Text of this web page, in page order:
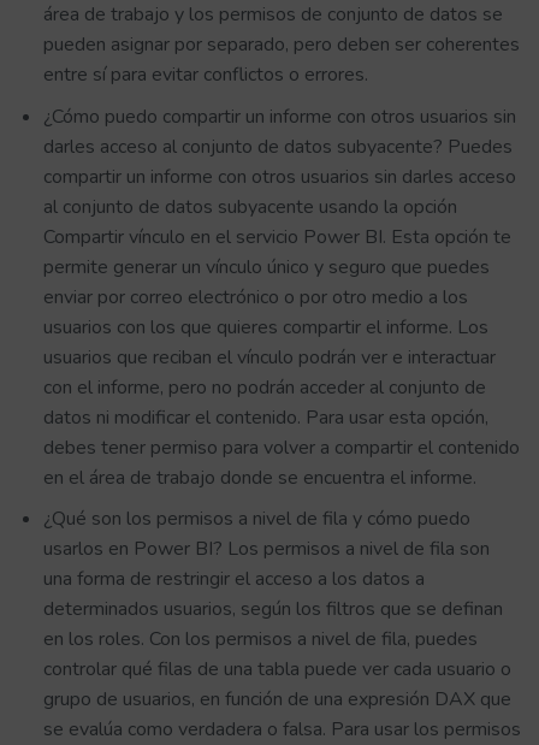
área de trabajo y los permisos de conjunto de datos se
pueden asignar por separado, pero deben ser coherentes
entre sí para evitar conflictos o errores.
¿Cómo puedo compartir un informe con otros usuarios sin
darles acceso al conjunto de datos subyacente? Puedes
compartir un informe con otros usuarios sin darles acceso
al conjunto de datos subyacente usando la opción
Compartir vínculo en el servicio Power BI. Esta opción te
permite generar un vínculo único y seguro que puedes
enviar por correo electrónico o por otro medio a los
usuarios con los que quieres compartir el informe. Los
usuarios que reciban el vínculo podrán ver e interactuar
con el informe, pero no podrán acceder al conjunto de
datos ni modificar el contenido. Para usar esta opción,
debes tener permiso para volver a compartir el contenido
en el área de trabajo donde se encuentra el informe.
¿Qué son los permisos a nivel de fila y cómo puedo
usarlos en Power BI? Los permisos a nivel de fila son
una forma de restringir el acceso a los datos a
determinados usuarios, según los filtros que se definan
en los roles. Con los permisos a nivel de fila, puedes
controlar qué filas de una tabla puede ver cada usuario o
grupo de usuarios, en función de una expresión DAX que
se evalúa como verdadera o falsa. Para usar los permisos